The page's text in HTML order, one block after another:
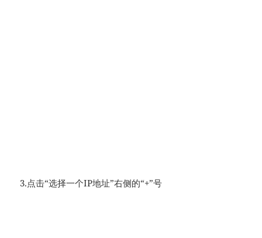
3.点击“选择一个IP地址”右侧的“+”号